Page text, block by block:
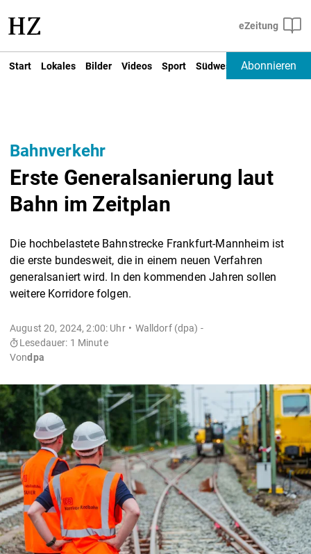
Start Lokales Bilder Videos Sport Südwest Deutschland
Abonnieren
Bahnverkehr
Erste Generalsanierung laut
Bahn im Zeitplan
Die hochbelastete Bahnstrecke Frankfurt-Mannheim ist
die erste bundesweit, die in einem neuen Verfahren
generalsaniert wird. In den kommenden Jahren sollen
weitere Korridore folgen.
August 20, 2024, 2:00: Uhr
Walldorf (dpa) -
Lesedauer: 1 Minute
Vondpa